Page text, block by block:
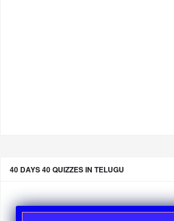
40 DAYS 40 QUIZZES IN TELUGU